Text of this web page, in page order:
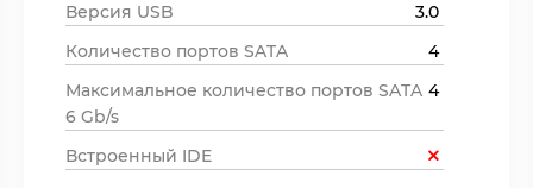
Версия USB
3.0
Количество портов SATA
4
Максимальное количество портов SATA
6 Gb/s
4
Встроенный IDE